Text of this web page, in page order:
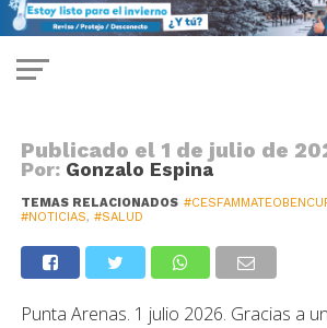
SALUD
Cormupa renueva
del Cesfam Dr. Mateo Bencur
Publicado el 1 de julio de
Por: Gonzalo Espina
TEMAS RELACIONADOS
#NOTICIAS, #SALUD
Punta Arenas. 1 julio 2026. Gracias a